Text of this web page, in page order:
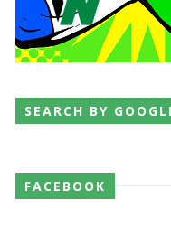
SEARCH BY
FACEBOOK